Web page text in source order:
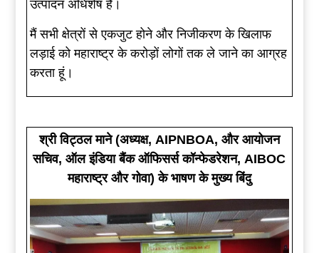
उत्पादन अधिशेष है।
मैं सभी क्षेत्रों से एकजुट होने और निजीकरण के खिलाफ
लड़ाई को महाराष्ट्र के करोड़ों लोगों तक ले जाने का आग्रह
करता हूं।
श्री विट्ठल माने (अध्यक्ष, AIPNBOA, और आयोजन
सचिव, ऑल इंडिया बैंक ऑफिसर्स कॉन्फेडरेशन, AIBOC
महाराष्ट्र और गोवा) के भाषण के मुख्य बिंदु